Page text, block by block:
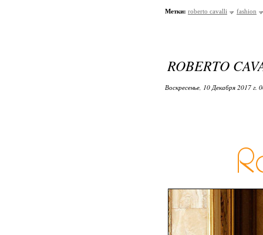
Метки: roberto cavalli fashion
ROBERTO
Воскресенье, 10 Декабря 2017 г.